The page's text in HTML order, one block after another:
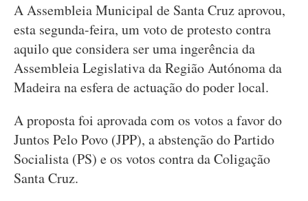
A Assembleia Municipal de Santa Cruz aprovou,
esta segunda-feira, um voto de protesto contra
aquilo que considera ser uma ingerência da
Assembleia Legislativa da Região Autónoma da
Madeira na esfera de actuação do poder local.
A proposta foi aprovada com os votos a favor do
Juntos Pelo Povo (JPP), a abstenção do Partido
Socialista (PS) e os votos contra da Coligação
Santa Cruz.